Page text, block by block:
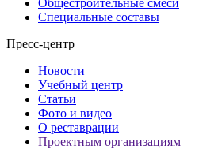
Специальные составы
Пресс-центр
Новости
Учебный центр
Статьи
Фото и видео
О реставрации
Проектным организациям